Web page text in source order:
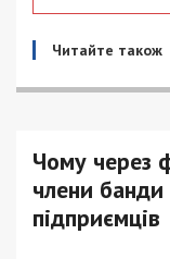
Читайте також
Чому через
члени банди
підприємців